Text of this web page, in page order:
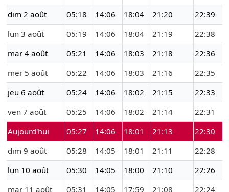
dim 2 août
05:18 14:06 18:04 21:20
22:39
lun 3 août
05:19 14:06 18:04 21:19
22:38
mar 4 août
05:21 14:06 18:03 21:18
22:36
mer 5 août
05:22 14:06 18:03 21:16
22:35
jeu 6 août
05:24 14:06 18:02 21:15
22:33
ven 7 août
05:25 14:06 18:02 21:14
22:31
Aujourd'hui
05:27 14:06 18:01 21:13
22:30
dim 9 août
05:28 14:05 18:01 21:11
22:28
lun 10 août
05:30 14:05 18:00 21:10
22:26
mar 11 août
05:31 14:05 17:59 21:08
22:24